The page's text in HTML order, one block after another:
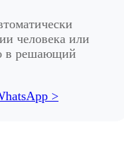
человека или
в решающий
>